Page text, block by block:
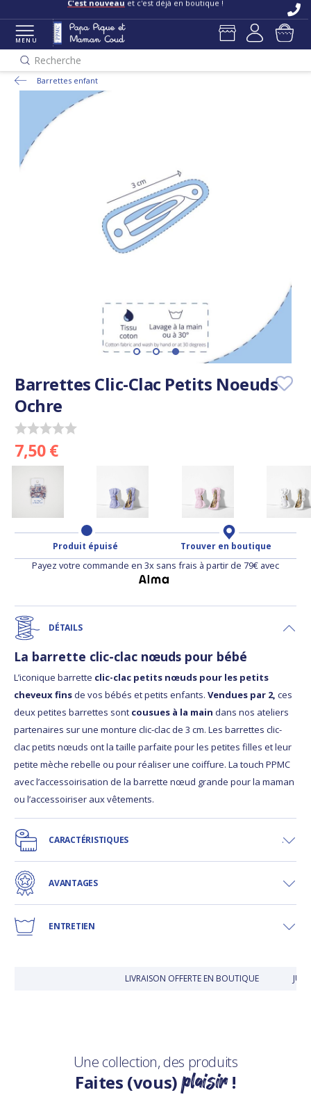
C'est nouveau et c'est déjà en boutique !
MENU
Recherche
Barrettes enfant
Barrettes Clic-Clac Petits Noeuds
Ochre
7,50 €
Produit épuisé Trouver en boutique
Payez votre commande en 3x sans frais à partir de 79€ avec
DÉTAILS
La barrette clic-clac nœuds pour bébé
L’iconique barrette clic-clac petits nœuds pour les petits
cheveux finsde vos bébés et petits enfants. Vendues par 2, ces
deux petites barrettes sont cousues à la main dans nos ateliers
partenaires sur une monture clic-clac de 3 cm. Les barrettes clic-
clac petits nœuds ont la taille parfaite pour les petites filles et leur
petite mèche rebelle ou pour réaliser une coiffure. La touch PPMC
avec l’accessoirisation de la barrette nœud grande pour la maman
ou l’accessoiriser aux vêtements.
CARACTÉRISTIQUES
AVANTAGES
ENTRETIEN
LIVRAISON OFFERTE EN BOUTIQUE
Une collection, des produits
Faites (vous)plaisir!